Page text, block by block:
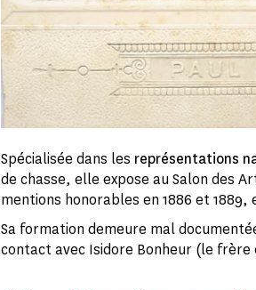
Spécialisée dans les représentations
de chasse, elle expose au Salon des
mentions honorables en 1886 et 1889,
Sa formation demeure mal
contact avec Isidore Bonheur (le